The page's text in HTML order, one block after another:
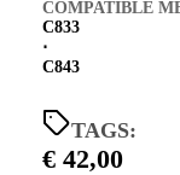
COMPATIBLE
C833
⋅
C843
TAGS:
€ 42,00